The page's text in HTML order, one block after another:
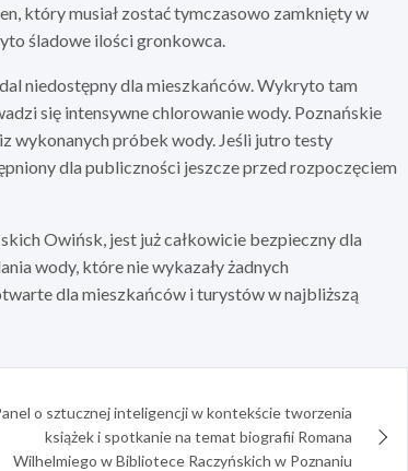
który musiał zostać tymczasowo zamknięty w
śladowe ilości gronkowca.
niedostępny dla mieszkańców. Wykryto tam
się intensywne chlorowanie wody. Poznańskie
wykonanych próbek wody. Jeśli jutro testy
dla publiczności jeszcze przed rozpoczęciem
Owińsk, jest już całkowicie bezpieczny dla
wody, które nie wykazały żadnych
dla mieszkańców i turystów w najbliższą
o sztucznej inteligencji w kontekście tworzenia
książek i spotkanie na temat biografii Romana
Wilhelmiego w Bibliotece Raczyńskich w Poznaniu